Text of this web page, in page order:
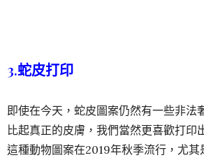
3.蛇皮打印
即使在今天，蛇皮圖案仍然有一些非法
比起真正的皮膚，我們當然更喜歡打印
這種動物圖案在2019年秋季流行，尤